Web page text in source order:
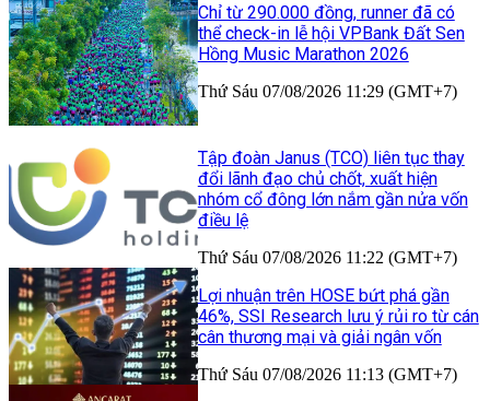
Chỉ từ 290.000 đồng, runner đã có
thể check-in lễ hội VPBank Đất Sen
Hồng Music Marathon 2026
Thứ Sáu 07/08/2026 11:29 (GMT+7)
Tập đoàn Janus (TCO) liên tục thay
đổi lãnh đạo chủ chốt, xuất hiện
nhóm cổ đông lớn nắm gần nửa vốn
điều lệ
Thứ Sáu 07/08/2026 11:22 (GMT+7)
Lợi nhuận trên HOSE bứt phá gần
46%, SSI Research lưu ý rủi ro từ cán
cân thương mại và giải ngân vốn
Thứ Sáu 07/08/2026 11:13 (GMT+7)